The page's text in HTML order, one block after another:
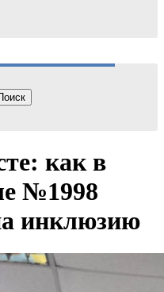
как в
№1998
инклюзию